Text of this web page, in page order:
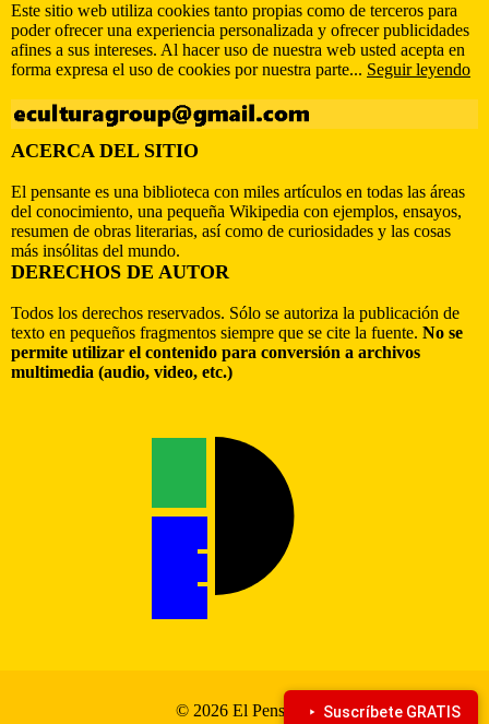
Este sitio web utiliza cookies tanto propias como de terceros para
poder ofrecer una experiencia personalizada y ofrecer publicidades
afines a sus intereses. Al hacer uso de nuestra web usted acepta en
forma expresa el uso de cookies por nuestra parte... Seguir leyendo
ACERCA DEL SITIO
El pensante es una biblioteca con miles artículos en todas las áreas
del conocimiento, una pequeña Wikipedia con ejemplos, ensayos,
resumen de obras literarias, así como de curiosidades y las cosas
más insólitas del mundo.
DERECHOS DE AUTOR
Todos los derechos reservados. Sólo se autoriza la publicación de
texto en pequeños fragmentos siempre que se cite la fuente. No se
permite utilizar el contenido para conversión a archivos
multimedia (audio, video, etc.)
© 2026 El Pensante Suscríbete GRATIS